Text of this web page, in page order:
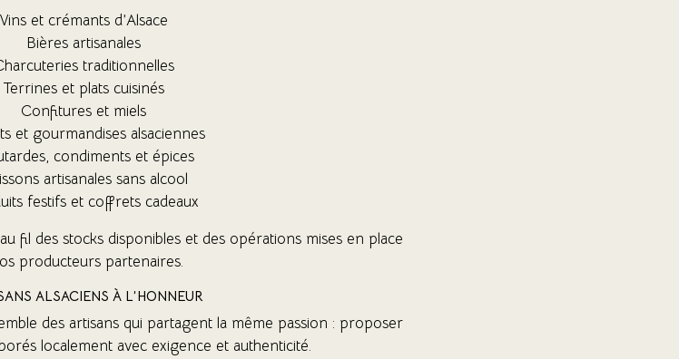
Vins et crémants d’Alsace
Bières artisanales
traditionnelles
Terrines et plats cuisinés
Confitures et miels
et gourmandises alsaciennes
condiments et épices
artisanales sans alcool
festifs et coffrets cadeaux
fil des stocks disponibles et des opérations mises en place
producteurs partenaires.
ALSACIENS À L’HONNEUR
des artisans qui partagent la même passion : proposer
localement avec exigence et authenticité.